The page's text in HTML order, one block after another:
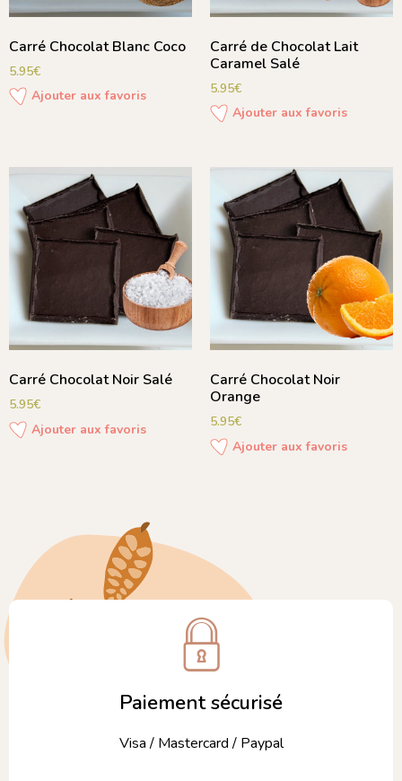
Carré Chocolat Blanc Coco
5.95€
Ajouter aux favoris
Carré de Chocolat Lait
Caramel Salé
5.95€
Ajouter aux favoris
Carré Chocolat Noir Salé
5.95€
Ajouter aux favoris
Carré Chocolat Noir
Orange
5.95€
Ajouter aux favoris
Paiement sécurisé
Visa / Mastercard / Paypal